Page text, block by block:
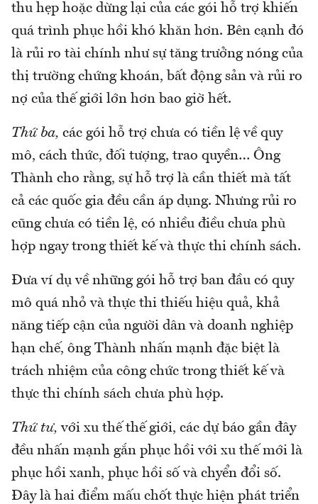
thu hẹp hoặc dừng lại của các gói hỗ trợ khiến
quá trình phục hồi khó khăn hơn. Bên cạnh đó
là rủi ro tài chính như sự tăng trưởng nóng của
thị trường chứng khoán, bất động sản và rủi ro
nợ của thế giới lớn hơn bao giờ hết.
Thứ ba, các gói hỗ trợ chưa có tiền lệ về quy
mô, cách thức, đối tượng, trao quyền… Ông
Thành cho rằng, sự hỗ trợ là cần thiết mà tất
cả các quốc gia đều cần áp dụng. Nhưng rủi ro
cũng chưa có tiền lệ, có nhiều điều chưa phù
hợp ngay trong thiết kế và thực thi chính sách.
Đưa ví dụ về những gói hỗ trợ ban đầu có quy
mô quá nhỏ và thực thi thiếu hiệu quả, khả
năng tiếp cận của người dân và doanh nghiệp
hạn chế, ông Thành nhấn mạnh đặc biệt là
trách nhiệm của công chức trong thiết kế và
thực thi chính sách chưa phù hợp.
Thứ tư, với xu thế thế giới, các dự báo gần đây
đều nhấn mạnh gắn phục hồi với xu thế mới là
phục hồi xanh, phục hồi số và chyển đổi số.
Đây là hai điểm mấu chốt thực hiện phát triển